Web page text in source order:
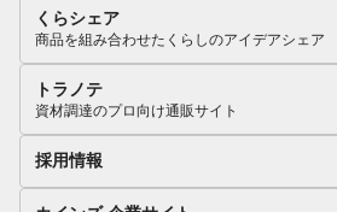
くらシェア
商品を組み合わせたくらしのアイデアシェア
トラノテ
資材調達のプロ向け通販サイト
採用情報